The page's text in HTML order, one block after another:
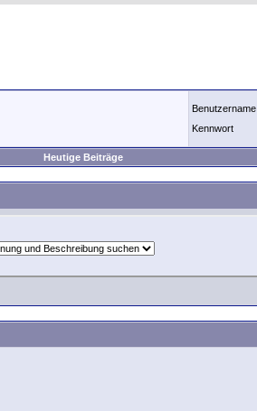
Benutzername
Kennwort
Heutige Beiträge